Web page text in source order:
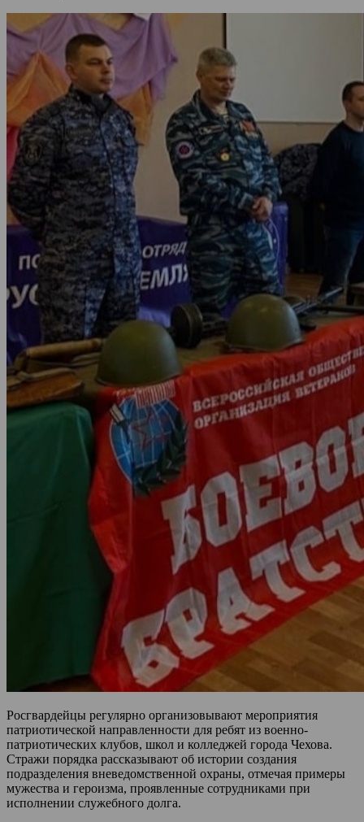
Росгвардейцы регулярно организовывают мероприятия
патриотической направленности для ребят из военно-
патриотических клубов, школ и колледжей города Чехова.
Стражи порядка рассказывают об истории создания
подразделения вневедомственной охраны, отмечая примеры
мужества и героизма, проявленные сотрудниками при
исполнении служебного долга.